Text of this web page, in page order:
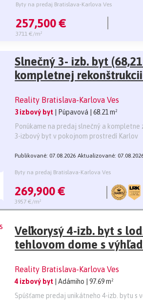
Byty na predaj Bratislava-Karlova Ves
257,500 €
3711 €/m²
Slnečný 3- izb. byt
kompletnej
vyhľadávanej lokalite, ul.
Púpavová, Karlova Ves
Reality Bratislava-Karlova Ves
3 izbový byt | Púpavová
| 68.21 m²
Ponúkame na predaj slnečný a
3-izbový byt v pokojnom prostredí Karlov
Publikované: 07.08.2026 Aktualizované:
Byty na predaj Bratislava-Karlova Ves
269,900 €
3957 €/m²
Veľkorysý 4-izb. byt s
tehlovom dome s
Reality Bratislava-Karlova Ves
4 izbový byt | Adámiho
| 97.69 m²
Spúšťame predaj unikátneho 4-izb. bytu s